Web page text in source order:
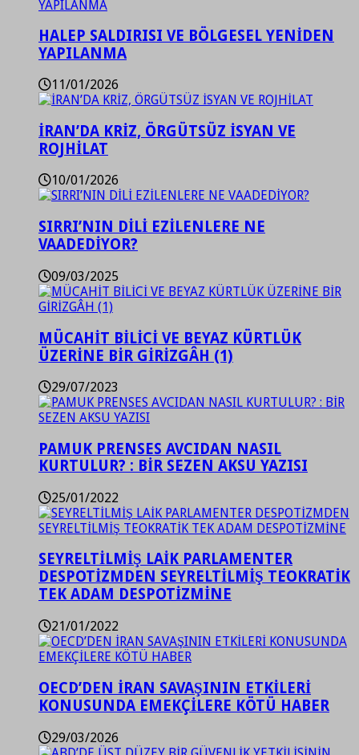
HALEP SALDIRISI VE BÖLGESEL YENİDEN
YAPILANMA
11/01/2026
İRAN’DA KRİZ, ÖRGÜTSÜZ İSYAN VE
ROJHİLAT
10/01/2026
SIRRI’NIN DİLİ EZİLENLERE NE
VAADEDİYOR?
09/03/2025
MÜCAHİT BİLİCİ VE BEYAZ KÜRTLÜK
ÜZERİNE BİR GİRİZGÂH (1)
29/07/2023
PAMUK PRENSES AVCIDAN NASIL
KURTULUR? : BİR SEZEN AKSU YAZISI
25/01/2022
SEYRELTİLMİŞ LAİK PARLAMENTER
DESPOTİZMDEN SEYRELTİLMİŞ TEOKRATİK
TEK ADAM DESPOTİZMİNE
21/01/2022
OECD’DEN İRAN SAVAŞININ ETKİLERİ
KONUSUNDA EMEKÇİLERE KÖTÜ HABER
29/03/2026